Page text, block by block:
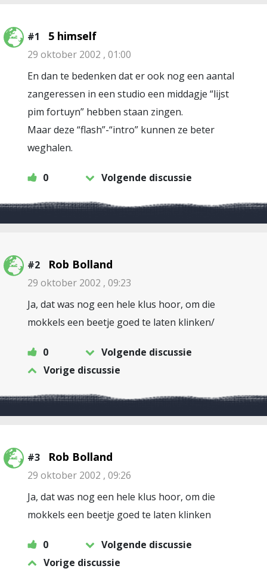
#1 5 himself
29 oktober 2002 , 01:00
En dan te bedenken dat er ook nog een aantal
zangeressen in een studio een middagje “lijst
pim fortuyn” hebben staan zingen.
Maar deze “flash”-“intro” kunnen ze beter
weghalen.
0 Volgende discussie
#2 Rob Bolland
29 oktober 2002 , 09:23
Ja, dat was nog een hele klus hoor, om die
mokkels een beetje goed te laten klinken/
0
Volgende discussie
Vorige discussie
#3 Rob Bolland
29 oktober 2002 , 09:26
Ja, dat was nog een hele klus hoor, om die
mokkels een beetje goed te laten klinken
0
Volgende discussie
Vorige discussie